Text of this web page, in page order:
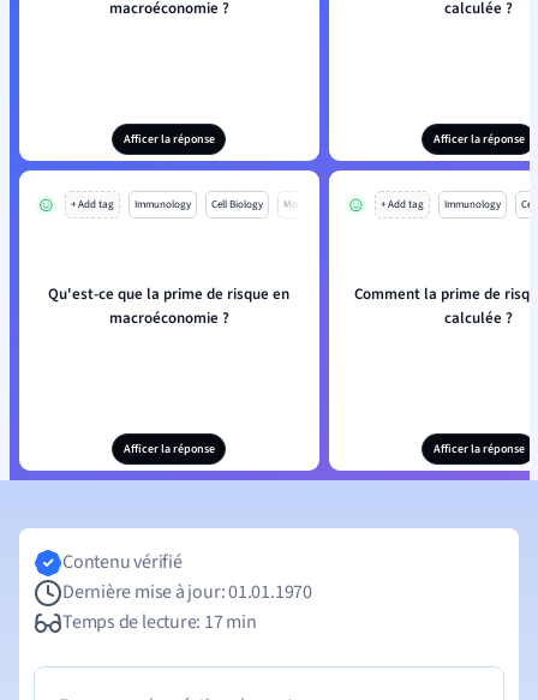
macroéconomie ?
Afficer la réponse
calculée ?
Afficer la réponse
+ Add tag Immunology Cell Biology Mo
Qu'est-ce que la prime de risque en
macroéconomie ?
Afficer la réponse
+ Add tag Immunology
Comment la prime de
calculée ?
Afficer la réponse
Contenu vérifié
Dernière mise à jour: 01.01.1970
Temps de lecture: 17 min